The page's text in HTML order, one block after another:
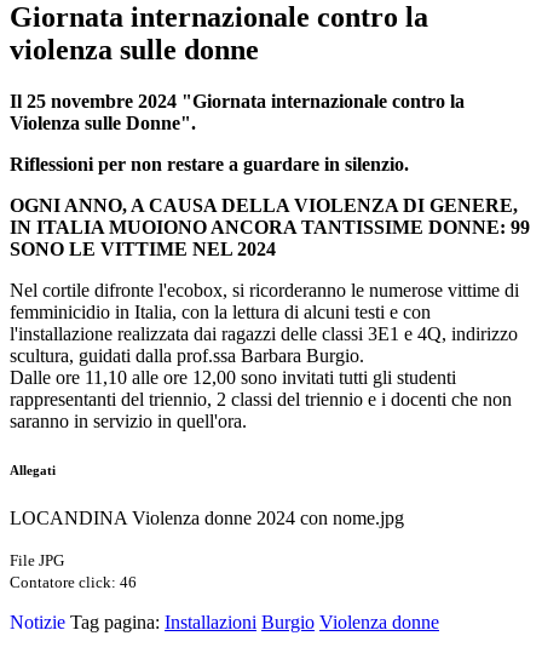
Giornata internazionale contro la
violenza sulle donne
Il 25 novembre 2024 "Giornata internazionale contro la
Violenza sulle Donne".
Riflessioni per non restare a guardare in silenzio.
OGNI ANNO, A CAUSA DELLA VIOLENZA DI GENERE,
IN ITALIA MUOIONO ANCORA TANTISSIME DONNE: 99
SONO LE VITTIME NEL 2024
Nel cortile difronte l'ecobox, si ricorderanno le numerose vittime di
femminicidio in Italia, con la lettura di alcuni testi e con
l'installazione realizzata dai ragazzi delle classi 3E1 e 4Q, indirizzo
scultura, guidati dalla prof.ssa Barbara Burgio.
Dalle ore 11,10 alle ore 12,00 sono invitati tutti gli studenti
rappresentanti del triennio, 2 classi del triennio e i docenti che non
saranno in servizio in quell'ora.
Allegati
LOCANDINA Violenza donne 2024 con nome.jpg
File JPG
Contatore click: 46
Notizie Tag pagina: Installazioni Burgio Violenza donne